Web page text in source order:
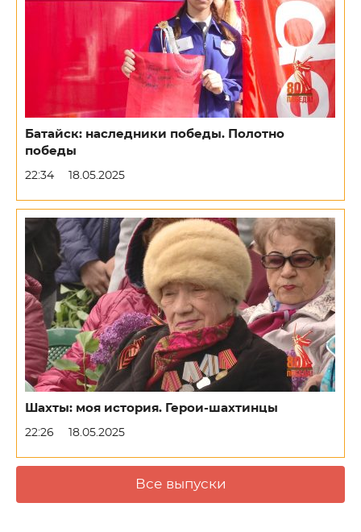
Батайск: наследники победы. Полотно
победы
22:34 18.05.2025
Шахты: моя история. Герои-шахтинцы
22:26 18.05.2025
Все выпуски